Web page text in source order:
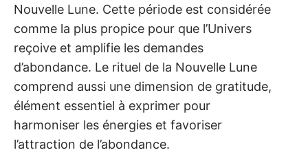
Nouvelle Lune. Cette période est considérée
comme la plus propice pour que l’Univers
reçoive et amplifie les demandes
d’abondance. Le rituel de la Nouvelle Lune
comprend aussi une dimension de gratitude,
élément essentiel à exprimer pour
harmoniser les énergies et favoriser
l’attraction de l’abondance.